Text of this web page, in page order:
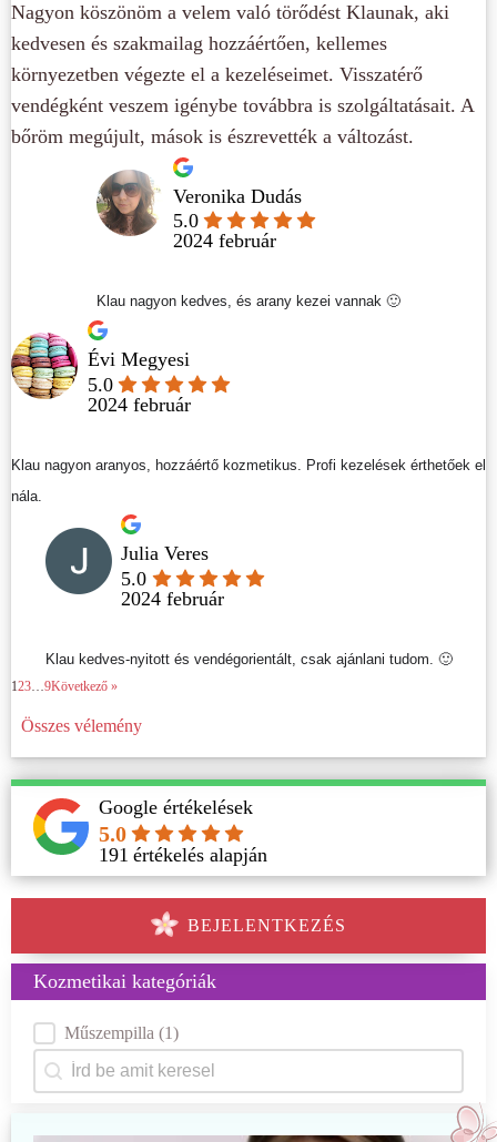
Kozmetikai kategóriák
Kategóriák
Műszempilla (1)
Keresés
Search content
BEJELENTKEZÉS
Google értékelések
5.0
191 értékelés alapján
Nagyon köszönöm a velem való törődést Klaunak, aki
kedvesen és szakmailag hozzáértően, kellemes
környezetben végezte el a kezeléseimet. Visszatérő
vendégként veszem igénybe továbbra is szolgáltatásait. A
bőröm megújult, mások is észrevették a változást.
Veronika Dudás
5.0
2024 február
Klau nagyon kedves, és arany kezei vannak 🙂
Évi Megyesi
5.0
2024 február
Klau nagyon aranyos, hozzáértő kozmetikus. Profi kezelések érthetőek el
nála.
Julia Veres
5.0
2024 február
Klau kedves-nyitott és vendégorientált, csak ajánlani tudom. 🙂
123 9Következő »
Összes vélemény